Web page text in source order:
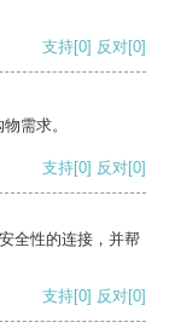
支持[0] 反对[0]
需求。
支持[0] 反对[0]
全性的连接，并帮
支持[0] 反对[0]